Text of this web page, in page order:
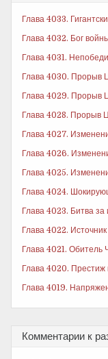
Глава 4033.
Глава 4032. Бог
Глава 4031.
Глава 4030. Прорыв
Глава 4029. Прорыв
Глава 4028. Прорыв
Глава 4027.
Глава 4026.
Глава 4025.
Глава 4024.
Глава 4023. Битва за
Глава 4022.
Глава 4021. Обитель
Глава 4020. Престиж
Глава 4019.
Комментарии к